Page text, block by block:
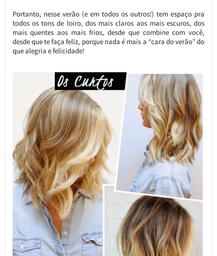
Portanto, nesse verão (e em todos os outros!) tem espaço pra
todos os tons de loiro, dos mais claros aos mais escuros, dos
mais quentes aos mais frios, desde que combine com você,
desde que te faça feliz, porque nada é mais a “cara do verão” do
que alegria e felicidade!